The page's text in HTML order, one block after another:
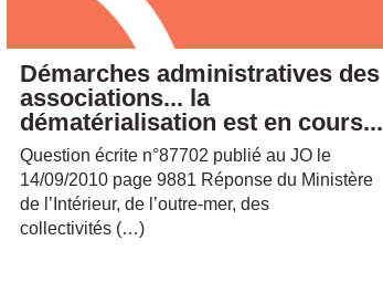
Démarches administratives des
associations... la
dématérialisation est en cours...
Question écrite n°87702 publié au JO le
14/09/2010 page 9881 Réponse du Ministère
de l’Intérieur, de l’outre-mer, des
collectivités (…)